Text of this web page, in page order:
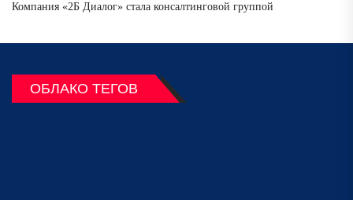
Компания «2Б Диалог» стала консалтинговой группой
ОБЛАКО ТЕГОВ